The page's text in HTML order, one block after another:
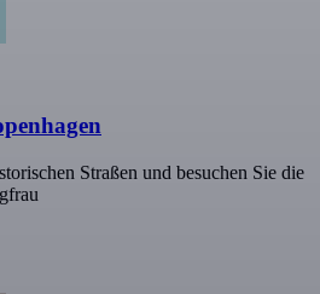
Straßen und besuchen Sie die